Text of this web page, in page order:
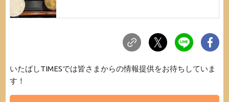
いたばしTIMESでは皆さまからの情報提供をお待ちしていま
す！